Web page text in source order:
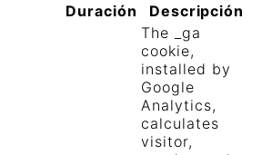
Duración Descripción
The _ga
cookie,
installed by
Google
Analytics,
calculates
visitor,